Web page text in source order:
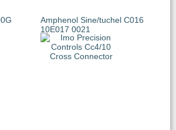
Amphenol Sine/tuchel C016
10E017 0021